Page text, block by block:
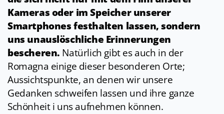
Kameras oder im Speicher unserer
Smartphones festhalten lassen, sondern
uns unauslöschliche Erinnerungen
bescheren. Natürlich gibt es auch in der
Romagna einige dieser besonderen Orte;
Aussichtspunkte, an denen wir unsere
Gedanken schweifen lassen und ihre ganze
Schönheit i uns aufnehmen können.